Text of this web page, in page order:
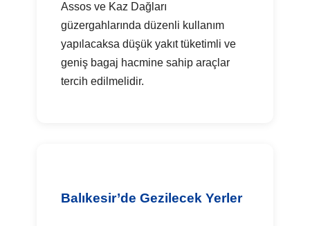
Assos ve Kaz Dağları
güzergahlarında düzenli kullanım
yapılacaksa düşük yakıt tüketimli ve
geniş bagaj hacmine sahip araçlar
tercih edilmelidir.
Balıkesir’de Gezilecek Yerler